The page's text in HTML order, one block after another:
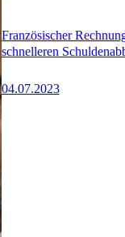
Französischer
schnelleren
04.07.2023